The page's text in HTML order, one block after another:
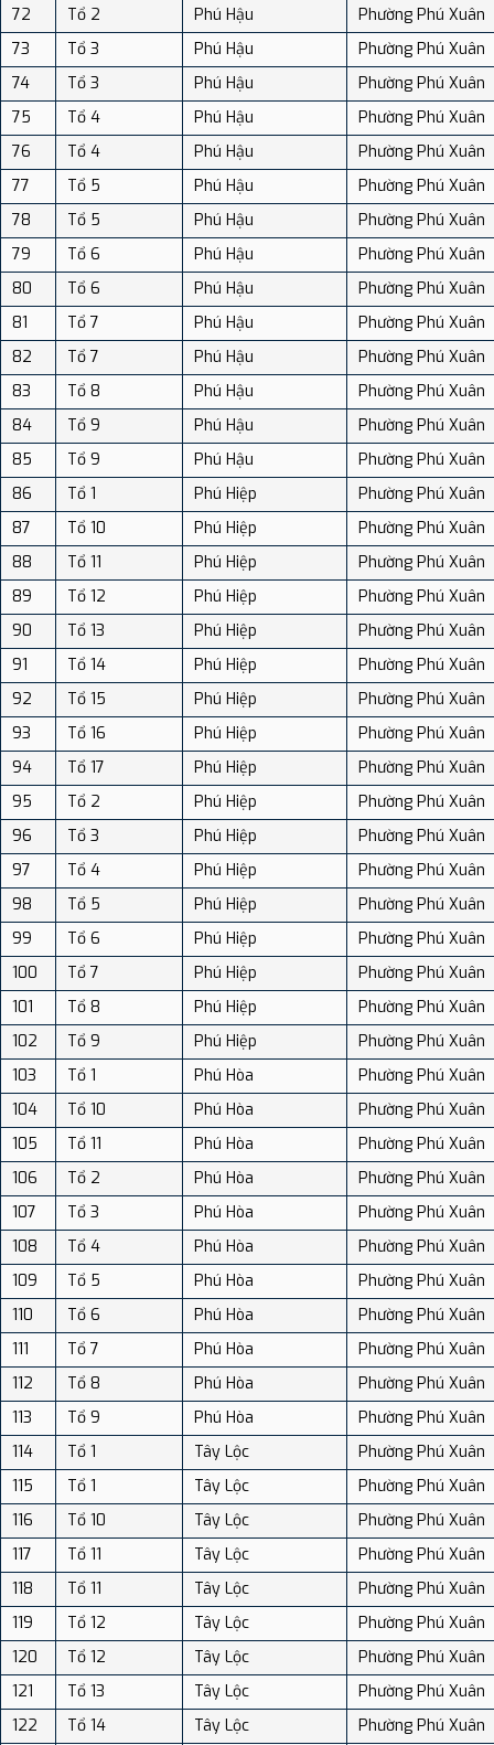
72
Tổ 2 Phú Hậu
Phường Phú Xuân
73
Tổ 3 Phú Hậu
Phường Phú Xuân
74
Tổ 3 Phú Hậu
Phường Phú Xuân
75
Tổ 4 Phú Hậu
Phường Phú Xuân
76
Tổ 4 Phú Hậu
Phường Phú Xuân
77
Tổ 5 Phú Hậu
Phường Phú Xuân
78
Tổ 5 Phú Hậu
Phường Phú Xuân
79
Tổ 6 Phú Hậu
Phường Phú Xuân
80
Tổ 6 Phú Hậu
Phường Phú Xuân
81
Tổ 7 Phú Hậu
Phường Phú Xuân
82
Tổ 7 Phú Hậu
Phường Phú Xuân
83
Tổ 8 Phú Hậu
Phường Phú Xuân
84
Tổ 9 Phú Hậu
Phường Phú Xuân
85
Tổ 9 Phú Hậu
Phường Phú Xuân
86
Tổ 1 Phú Hiệp
Phường Phú Xuân
87
Tổ 10 Phú Hiệp
Phường Phú Xuân
88
Tổ 11 Phú Hiệp
Phường Phú Xuân
89
Tổ 12 Phú Hiệp
Phường Phú Xuân
90
Tổ 13 Phú Hiệp
Phường Phú Xuân
91
Tổ 14 Phú Hiệp
Phường Phú Xuân
92
Tổ 15 Phú Hiệp
Phường Phú Xuân
93
Tổ 16 Phú Hiệp
Phường Phú Xuân
94
Tổ 17 Phú Hiệp
Phường Phú Xuân
95
Tổ 2 Phú Hiệp
Phường Phú Xuân
96
Tổ 3 Phú Hiệp
Phường Phú Xuân
97
Tổ 4 Phú Hiệp
Phường Phú Xuân
98
Tổ 5 Phú Hiệp
Phường Phú Xuân
99
Tổ 6 Phú Hiệp
Phường Phú Xuân
100
Tổ 7 Phú Hiệp
Phường Phú Xuân
101
Tổ 8 Phú Hiệp
Phường Phú Xuân
102
Tổ 9 Phú Hiệp
Phường Phú Xuân
103
Tổ 1 Phú Hòa
Phường Phú Xuân
104
Tổ 10 Phú Hòa
Phường Phú Xuân
105
Tổ 11 Phú Hòa
Phường Phú Xuân
106
Tổ 2 Phú Hòa
Phường Phú Xuân
107
Tổ 3 Phú Hòa
Phường Phú Xuân
108
Tổ 4 Phú Hòa
Phường Phú Xuân
109
Tổ 5 Phú Hòa
Phường Phú Xuân
110
Tổ 6 Phú Hòa
Phường Phú Xuân
111
Tổ 7 Phú Hòa
Phường Phú Xuân
112
Tổ 8 Phú Hòa
Phường Phú Xuân
113
Tổ 9 Phú Hòa
Phường Phú Xuân
114
Tổ 1 Tây Lộc
Phường Phú Xuân
115
Tổ 1 Tây Lộc
Phường Phú Xuân
116
Tổ 10 Tây Lộc
Phường Phú Xuân
117
Tổ 11 Tây Lộc
Phường Phú Xuân
118
Tổ 11 Tây Lộc
Phường Phú Xuân
119
Tổ 12 Tây Lộc
Phường Phú Xuân
120
Tổ 12 Tây Lộc
Phường Phú Xuân
121
Tổ 13 Tây Lộc
Phường Phú Xuân
122
Tổ 14 Tây Lộc Phường Phú Xuân